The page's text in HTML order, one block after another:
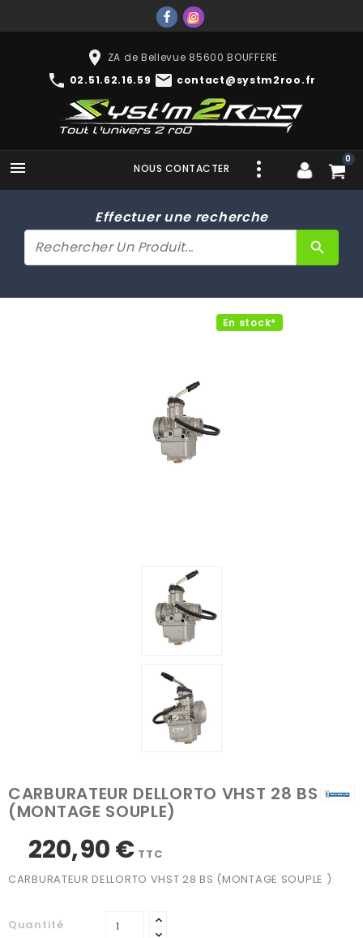
place ZA de Bellevue 85600 BOUFFERE
phone 02.51.62.16.59 mail contact@systm2roo.fr
 0
NOUS CONTACTER
Effectuer une recherche
search
En stock*
CARBURATEUR DELLORTO VHST 28 BS
(MONTAGE SOUPLE)
220,90 € TTC
CARBURATEUR DELLORTO VHST 28 BS (MONTAGE SOUPLE )
Quantité